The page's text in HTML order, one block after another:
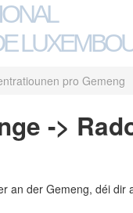
pro Gemeng
->
an der Gemeng, déi